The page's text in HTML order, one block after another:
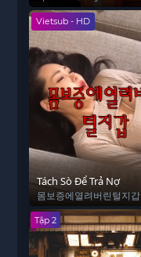
Vietsub - HD
Tách Sò Để Trả Nợ
몸보증에열려버린털지갑
Tập 2